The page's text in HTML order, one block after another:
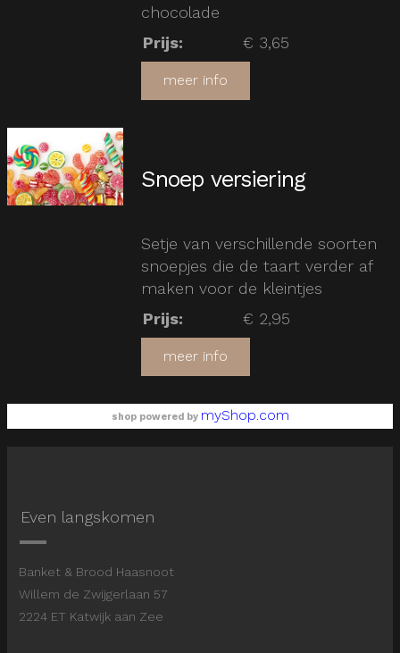
chocolade
Prijs: € 3,65
meer info
Snoep versiering
Setje van verschillende soorten
snoepjes die de taart verder af
maken voor de kleintjes
Prijs: € 2,95
meer info
shop powered by myShop.com
Even langskomen
Banket & Brood Haasnoot
Willem de Zwijgerlaan 57
2224 ET Katwijk aan Zee